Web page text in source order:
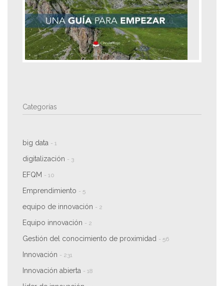
Categorías
big data - 1
digitalización - 3
EFQM - 10
Emprendimiento - 5
equipo de innovación - 2
Equipo innovación - 2
Gestión del conocimiento de proximidad - 56
Innovación - 231
Innovación abierta - 18